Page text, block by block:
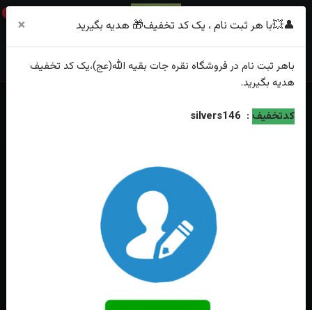
0
خانه
فهرست محصولات
دستبندنقره عقیق زرد شرف الشمس اصل زنانه روکش آب رادیوم
👤💥با هر ثبت نام ، یک کد تخفیف🎁 هدیه بگیرید ×
باهر ثبت نام در فروشگاه نقره جات بقیه الله(عج)،یک کد تخفیف
هدیه بگیرید.
کدتخفیف :
silvers146